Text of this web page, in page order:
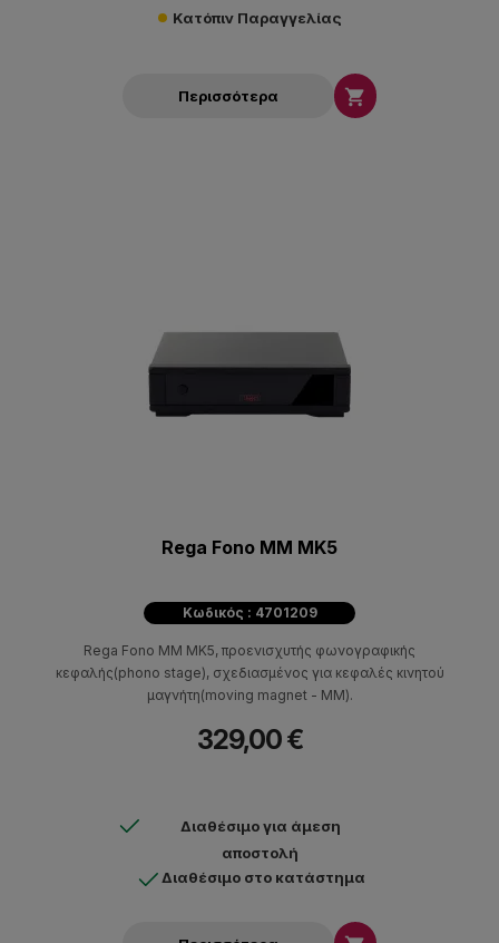
Κατόπιν Παραγγελίας
Περισσότερα 
Rega Fono MM MK5
Κωδικός : 4701209
Rega Fono MM MK5, προενισχυτής φωνογραφικής
κεφαλής(phono stage), σχεδιασμένος για κεφαλές κινητού
μαγνήτη(moving magnet - MM).
329,00 €
Διαθέσιμο για άμεση
αποστολή
Διαθέσιμο στο κατάστημα